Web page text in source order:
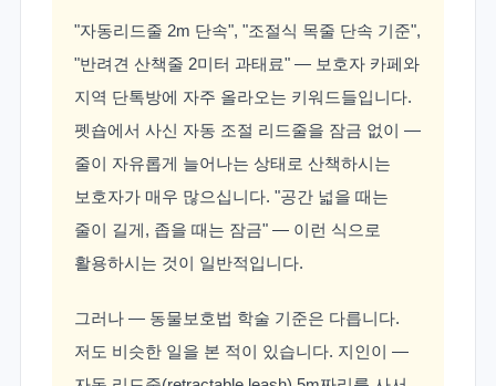
"자동리드줄 2m 단속", "조절식 목줄 단속 기준",
"반려견 산책줄 2미터 과태료" — 보호자 카페와
지역 단톡방에 자주 올라오는 키워드들입니다.
펫숍에서 사신 자동 조절 리드줄을 잠금 없이 —
줄이 자유롭게 늘어나는 상태로 산책하시는
보호자가 매우 많으십니다. "공간 넓을 때는
줄이 길게, 좁을 때는 잠금" — 이런 식으로
활용하시는 것이 일반적입니다.
그러나 — 동물보호법 학술 기준은 다릅니다.
저도 비슷한 일을 본 적이 있습니다. 지인이 —